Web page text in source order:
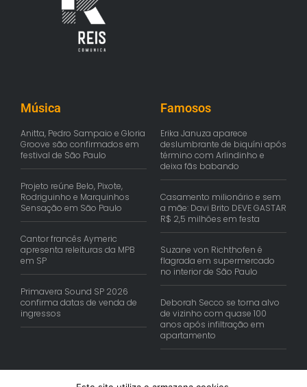
Música
Anitta, Pedro Sampaio e Gloria
Groove são confirmados em
festival de São Paulo
Projeto reúne Belo, Pixote,
Rodriguinho e Marquinhos
Sensação em São Paulo
Cantor francês Aymeric
apresenta releituras da MPB
em SP
Primavera Sound SP 2026
confirma datas de venda de
ingressos
Famosos
Erika Januza aparece
deslumbrante de biquíni após
término com Arlindinho e
deixa fãs babando
Casamento milionário e sem
a mãe: Davi Brito DEVE GASTAR
R$ 2,5 milhões em festa
Suzane von Richthofen é
flagrada em supermercado
no interior de São Paulo
Deborah Secco se torna alvo
de vizinho com quase 100
anos após infiltração em
apartamento